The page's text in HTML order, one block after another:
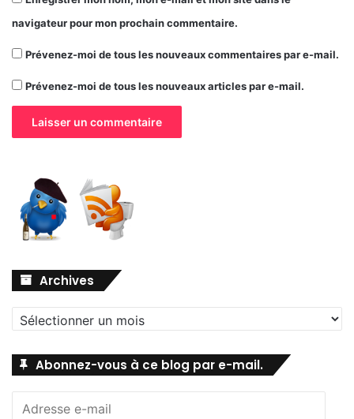
navigateur pour mon prochain commentaire.
Prévenez-moi de tous les nouveaux commentaires par e-mail.
Prévenez-moi de tous les nouveaux articles par e-mail.
Archives Archives
Abonnez-vous à ce blog par e-mail.